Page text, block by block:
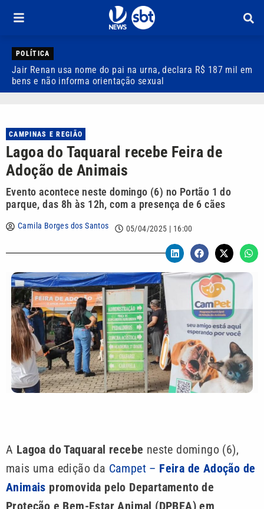
POLÍTICA
Jair Renan usa nome do pai na urna, declara R$ 187 mil em
bens e não informa orientação sexual
CAMPINAS E REGIÃO
Lagoa do Taquaral recebe Feira de
Adoção de Animais
Evento acontece neste domingo (6) no Portão 1 do
parque, das 8h às 12h, com a presença de 6 cães
Camila Borges dos Santos 05/04/2025 | 16:00
A Lagoa do Taquaral recebe neste domingo (6),
mais uma edição da Campet – Feira de Adoção de
Animais promovida pelo Departamento de
Proteção e Bem-Estar Animal (DPBEA) em